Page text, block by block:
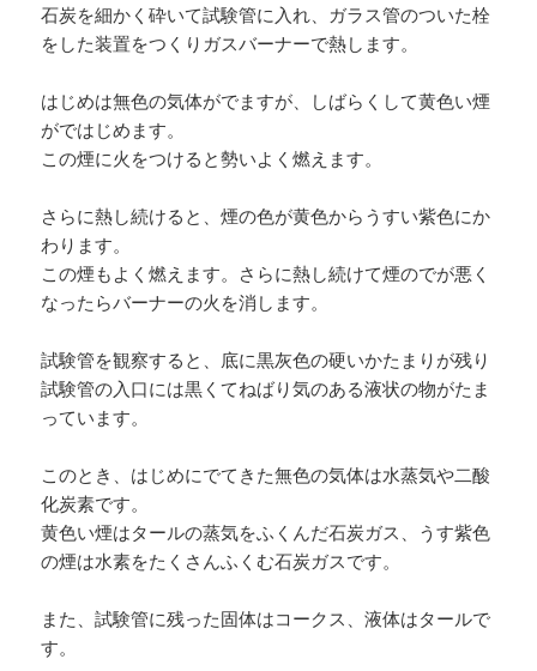
石炭を細かく砕いて試験管に入れ、ガラス管のついた栓
をした装置をつくりガスバーナーで熱します。
はじめは無色の気体がでますが、しばらくして黄色い煙
がではじめます。
この煙に火をつけると勢いよく燃えます。
さらに熱し続けると、煙の色が黄色からうすい紫色にか
わります。
この煙もよく燃えます。さらに熱し続けて煙のでが悪く
なったらバーナーの火を消します。
試験管を観察すると、底に黒灰色の硬いかたまりが残り
試験管の入口には黒くてねばり気のある液状の物がたま
っています。
このとき、はじめにでてきた無色の気体は水蒸気や二酸
化炭素です。
黄色い煙はタールの蒸気をふくんだ石炭ガス、うす紫色
の煙は水素をたくさんふくむ石炭ガスです。
また、試験管に残った固体はコークス、液体はタールで
す。